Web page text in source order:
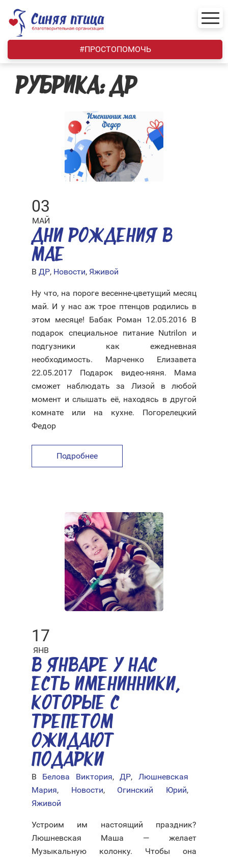
content
#ПРОСТОПОМОЧЬ
РУБРИКА: ДР
03
МАЙ
ДНИ РОЖДЕНИЯ В
МАЕ
В ДР, Новости, Яживой
Ну что, на пороге весенне-цветущий месяц
май. И у нас аж трое птенцов родились в
этом месяце! Бабак Роман 12.05.2016 В
подарок специальное питание Nutrilon и
подгузники как ежедневная
необходимость. Марченко Елизавета
22.05.2017 Подарок видео-няня. Мама
сможет наблюдать за Лизой в любой
момент и слышать её, находясь в другой
комнате или на кухне. Погорелецкий
Федор
Подробнее
17
ЯНВ
В ЯНВАРЕ У НАС
ЕСТЬ ИМЕНИННИКИ,
КОТОРЫЕ С
ТРЕПЕТОМ
ОЖИДАЮТ
ПОДАРКИ
В Белова Виктория,ДР, Люшневская
Мария, Новости, Огинский Юрий,
Яживой
Устроим им настоящий праздник?
Люшневская Маша — желает
Музыкальную колонку. Чтобы она